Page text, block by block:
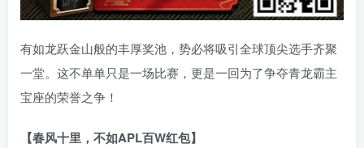
有如龙跃金山般的丰厚奖池，势必将吸引全球顶尖选手齐聚
一堂。这不单单只是一场比赛，更是一回为了争夺青龙霸主
宝座的荣誉之争！
【春风十里，不如APL百W红包】